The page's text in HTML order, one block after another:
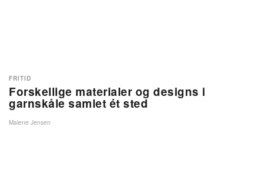
Forskellige materialer og designs i
garnskåle samlet ét sted
FRITID
Malene Jensen